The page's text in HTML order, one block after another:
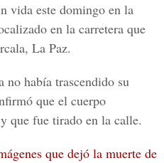
vida este domingo en la
en la carretera que
La Paz.
no había trascendido su
que el cuerpo
que fue tirado en la calle.
que dejó la muerte de